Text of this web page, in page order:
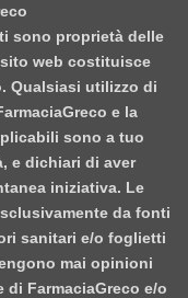
sono proprietà delle
web costituisce
Qualsiasi utilizzo di
e la
sono a tuo
e dichiari di aver
iniziativa. Le
da fonti
sanitari e/o foglietti
mai opinioni
FarmaciaGreco e/o